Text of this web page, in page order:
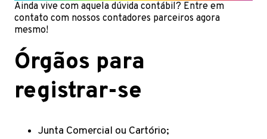
Ainda vive com aquela dúvida contábil? Entre em
contato com nossos contadores parceiros agora
mesmo!
Órgãos para
registrar-se
Junta Comercial ou Cartório;